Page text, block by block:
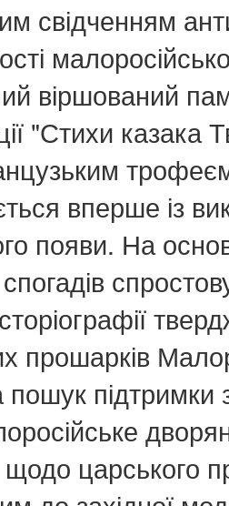
свідченням
віршований
"Стихи казака
вперше із
появи. На
прошарків
пошук
царського